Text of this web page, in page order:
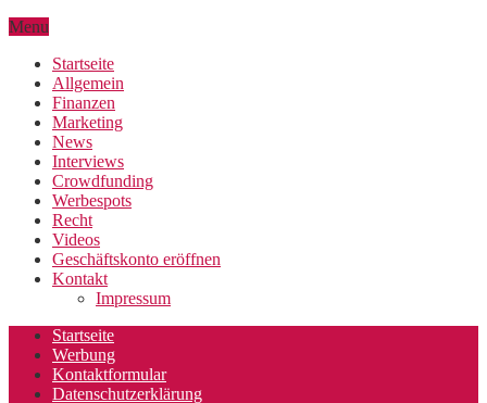
Menu
Startseite
Allgemein
Finanzen
Marketing
News
Interviews
Crowdfunding
Werbespots
Recht
Videos
Geschäftskonto eröffnen
Kontakt
Impressum
Startseite
Werbung
Kontaktformular
Datenschutzerklärung